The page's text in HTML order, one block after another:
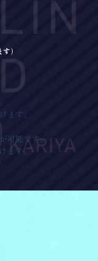
）
ます。
可能です。
ます。